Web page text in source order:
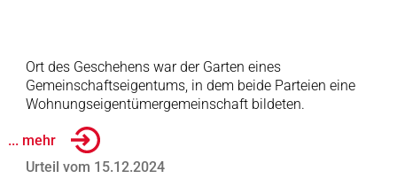
Ort des Geschehens war der Garten eines
Gemeinschaftseigentums, in dem beide Parteien eine
Wohnungseigentümergemeinschaft bildeten.
... mehr
Urteil vom 15.12.2024